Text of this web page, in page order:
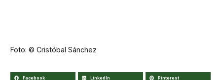
Foto: © Cristóbal Sánchez
Facebook LinkedIn Pinterest